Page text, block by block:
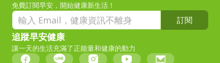
免費訂閱早安，開始健康新生活！
訂閱
追蹤早安健康
讓一天的生活充滿了正能量和健康的動力